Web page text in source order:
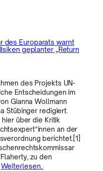
des Europarats warnt
geplanter „Return
des Projekts UN-
Entscheidungen im
Gianna Wollmann
Stübinger redigiert.
über die Kritik
an der
berichtet.[1]
zu den
Weiterlesen..